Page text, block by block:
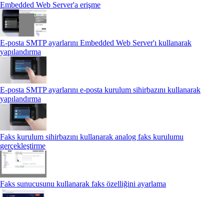
Embedded Web Server'a erişme
E-posta SMTP ayarlarını Embedded Web Server'ı kullanarak
yapılandırma
E‑posta SMTP ayarlarını e‑posta kurulum sihirbazını kullanarak
yapılandırma
Faks kurulum sihirbazını kullanarak analog faks kurulumu
gerçekleştirme
Faks sunucusunu kullanarak faks özelliğini ayarlama